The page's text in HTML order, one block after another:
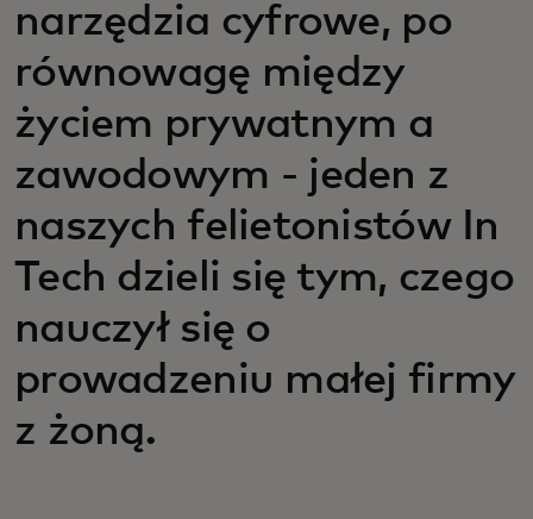
narzędzia cyfrowe, po
równowagę między
życiem prywatnym a
zawodowym - jeden z
naszych felietonistów In
Tech dzieli się tym, czego
nauczył się o
prowadzeniu małej firmy
z żoną.